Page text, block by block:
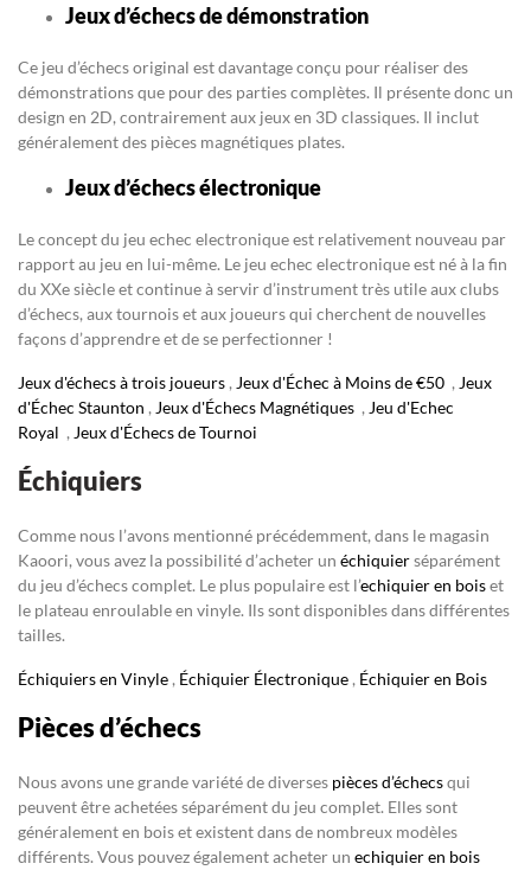
Jeux d’échecs de démonstration
Ce jeu d’échecs original est davantage conçu pour réaliser des
démonstrations que pour des parties complètes. Il présente donc un
design en 2D, contrairement aux jeux en 3D classiques. Il inclut
généralement des pièces magnétiques plates.
Jeux d’échecs électronique
Le concept du jeu echec electronique est relativement nouveau par
rapport au jeu en lui-même. Le jeu echec electronique est né à la fin
du XXe siècle et continue à servir d’instrument très utile aux clubs
d’échecs, aux tournois et aux joueurs qui cherchent de nouvelles
façons d’apprendre et de se perfectionner !
Jeux d'échecs à trois joueurs , Jeux d'Échec à Moins de €50 , Jeux
d'Échec Staunton , Jeux d'Échecs Magnétiques , Jeu d'Echec
Royal , Jeux d'Échecs de Tournoi
Échiquiers
Comme nous l’avons mentionné précédemment, dans le magasin
Kaoori, vous avez la possibilité d’acheter un échiquierséparément
du jeu d’échecs complet. Le plus populaire est l’echiquier en boiset
le plateau enroulable en vinyle. Ils sont disponibles dans différentes
tailles.
Échiquiers en Vinyle , Échiquier Électronique , Échiquier en Bois
Pièces d’échecs
Nous avons une grande variété de diverses pièces d’échecsqui
peuvent être achetées séparément du jeu complet. Elles sont
généralement en bois et existent dans de nombreux modèles
différents. Vous pouvez également acheter un echiquier en bois